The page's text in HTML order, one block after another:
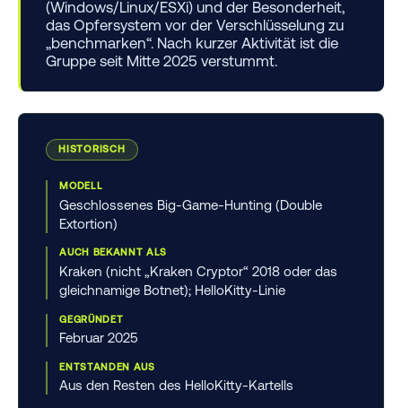
(Windows/Linux/ESXi) und der Besonderheit,
das Opfersystem vor der Verschlüsselung zu
„benchmarken“. Nach kurzer Aktivität ist die
Gruppe seit Mitte 2025 verstummt.
HISTORISCH
MODELL
Geschlossenes Big-Game-Hunting (Double
Extortion)
AUCH BEKANNT ALS
Kraken (nicht „Kraken Cryptor“ 2018 oder das
gleichnamige Botnet); HelloKitty-Linie
GEGRÜNDET
Februar 2025
ENTSTANDEN AUS
Aus den Resten des HelloKitty-Kartells